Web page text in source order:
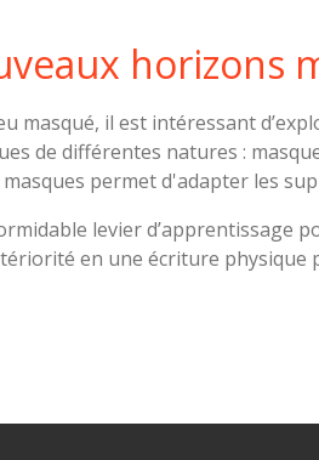
horizons
masqué, il est intéressant
de différentes natures :
permet d'adapter les
levier d’apprentissage
en une écriture physique